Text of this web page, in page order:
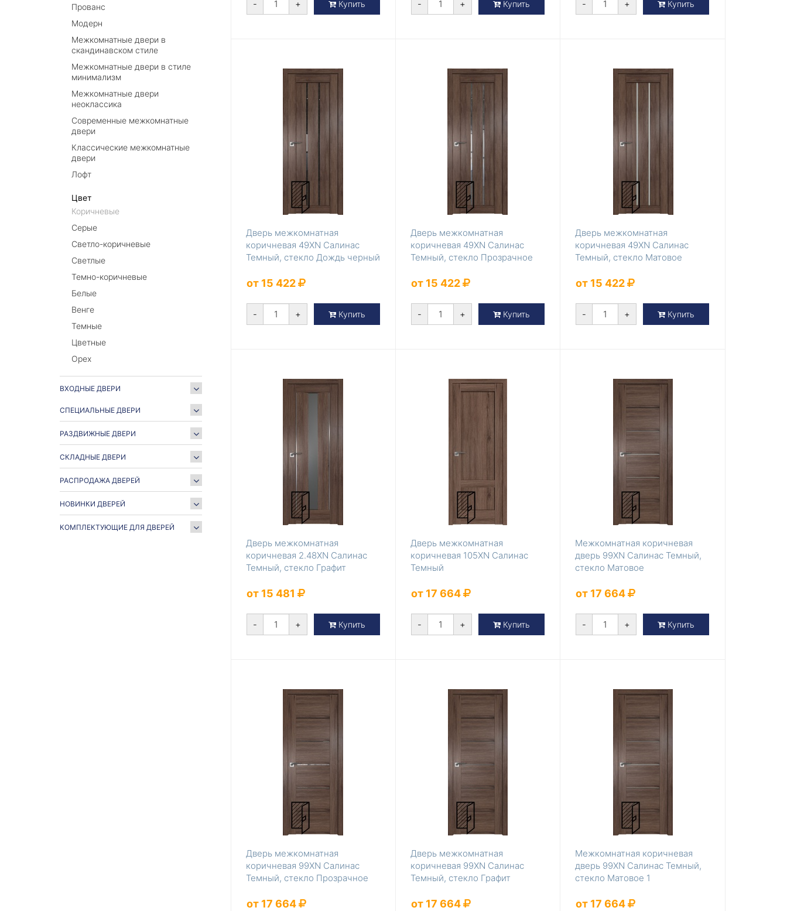
Прованс
Модерн
Межкомнатные двери в
скандинавском стиле
Межкомнатные двери в стиле
минимализм
Межкомнатные двери
неоклассика
Современные межкомнатные
двери
Классические межкомнатные
двери
Лофт
Цвет
Коричневые
Серые
Светло-коричневые
Светлые
Темно-коричневые
Белые
Венге
Темные
Цветные
Орех
ВХОДНЫЕ ДВЕРИ
СПЕЦИАЛЬНЫЕ ДВЕРИ
РАЗДВИЖНЫЕ ДВЕРИ
СКЛАДНЫЕ ДВЕРИ
РАСПРОДАЖА ДВЕРЕЙ
НОВИНКИ ДВЕРЕЙ
КОМПЛЕКТУЮЩИЕ ДЛЯ ДВЕРЕЙ
- + Купить - + Купить - + Купить
Дверь межкомнатная
коричневая 49XN Салинас
Темный, стекло Дождь черный
от 15 422
- + Купить
Дверь межкомнатная
коричневая 49XN Салинас
Темный, стекло Прозрачное
от 15 422
- + Купить
Дверь межкомнатная
коричневая 49XN Салинас
Темный, стекло Матовое
от 15 422
- + Купить
Дверь межкомнатная
коричневая 2.48XN Салинас
Темный, стекло Графит
от 15 481
- + Купить
Дверь межкомнатная
коричневая 105XN Салинас
Темный
от 17 664
- + Купить
Межкомнатная коричневая
дверь 99XN Салинас Темный,
стекло Матовое
от 17 664
- + Купить
Дверь межкомнатная
коричневая 99XN Салинас
Темный, стекло Прозрачное
от 17 664
Дверь межкомнатная
коричневая 99XN Салинас
Темный, стекло Графит
от 17 664
Межкомнатная коричневая
дверь 99XN Салинас Темный,
стекло Матовое 1
от 17 664